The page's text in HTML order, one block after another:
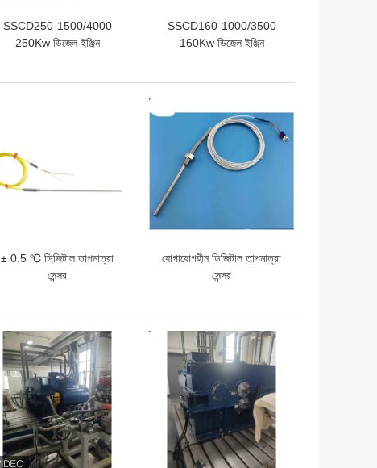
SSCD250-1500/4000
250Kw ডিজেল ইঞ্জিন
SSCD160-1000/3500
160Kw ডিজেল ইঞ্জিন
± 0.5 ℃ ডিজিটাল তাপমাত্রা
সেন্সর
যোগাযোগহীন ডিজিটাল তাপমাত্রা
সেন্সর
ভালো দাম ভালো দাম